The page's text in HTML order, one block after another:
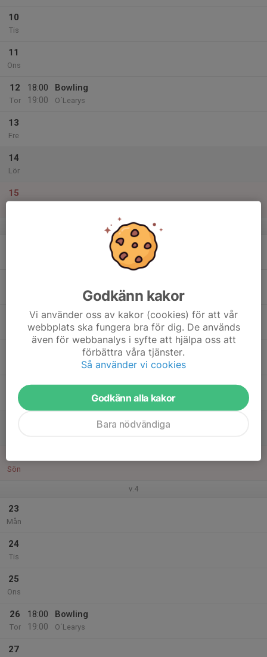
10
Tis
11
Ons
12
Tor
18:00
19:00
Bowling
O´Learys
13
Fre
14
Lör
15
v.3
Bowling
O´Learys
Fre
Sön
v.4
23
Mån
24
Tis
25
Ons
26
Tor
18:00
19:00
Bowling
O´Learys
27
Godkänn kakor
Vi använder oss av kakor (cookies) för att vår
webbplats ska fungera bra för dig. De används
även för webbanalys i syfte att hjälpa oss att
förbättra våra tjänster.
Så använder vi cookies
Godkänn alla kakor
Bara nödvändiga